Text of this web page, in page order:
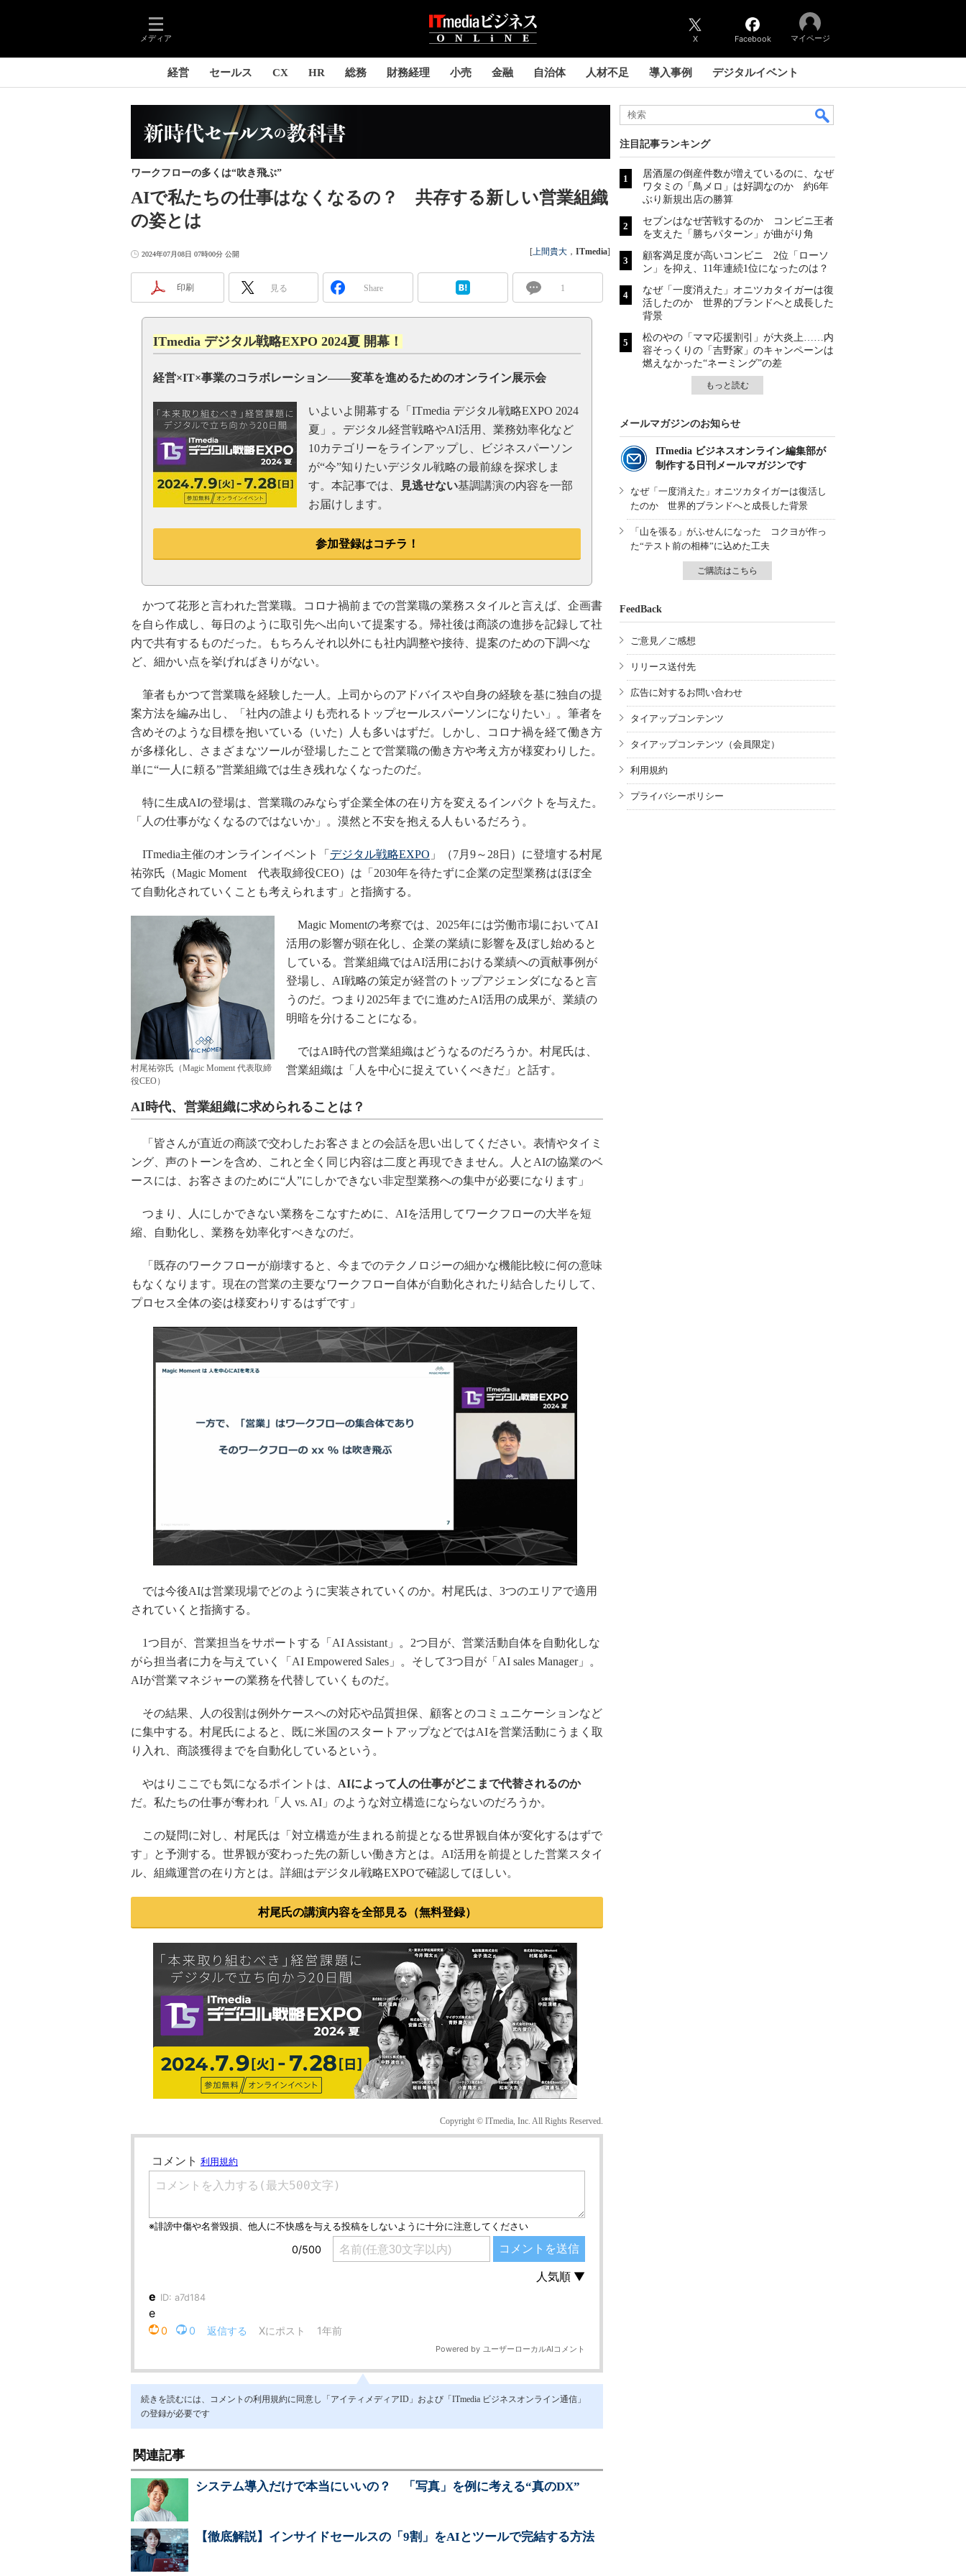
メディア X Facebook マイページ
経営 セールス CX HR 総務 財務経理 小売 金融 自治体 人材不足 導入事例 デジタルイベント
AIで私たちの仕事はなくなるの？ 共存する新しい営業組織
の姿とは
ワークフローの多くは“吹き飛ぶ”
2024年07月08日 07時00分 公開 [上間貴大 ， ITmedia]
印刷 見る Share 1
ITmedia デジタル戦略EXPO 2024夏 開幕！
経営×IT×事業のコラボレーション――変革を進めるためのオンライン展示会
いよいよ開幕する「ITmedia デジタル戦略EXPO 2024
夏」。デジタル経営戦略やAI活用、業務効率化など
10カテゴリーをラインアップし、ビジネスパーソン
が“今”知りたいデジタル戦略の最前線を探求しま
す。本記事では、
見逃せない基調講演の内容を一部
お届けします。
参加登録はコチラ！
かつて花形と言われた営業職。コロナ禍前までの営業職の業務スタイルと言えば、企画書
を自ら作成し、毎日のように取引先へ出向いて提案する。帰社後は商談の進捗を記録して社
内で共有するものだった。もちろんそれ以外にも社内調整や接待、提案のための下調べな
ど、細かい点を挙げればきりがない。
筆者もかつて営業職を経験した一人。上司からのアドバイスや自身の経験を基に独自の提
案方法を編み出し、「社内の誰よりも売れるトップセールスパーソンになりたい」。筆者を
含めそのような目標を抱いている（いた）人も多いはずだ。しかし、コロナ禍を経て働き方
が多様化し、さまざまなツールが登場したことで営業職の働き方や考え方が様変わりした。
単に“一人に頼る”営業組織では生き残れなくなったのだ。
特に生成AIの登場は、営業職のみならず企業全体の在り方を変えるインパクトを与えた。
「人の仕事がなくなるのではないか」。漠然と不安を抱える人もいるだろう。
ITmedia主催のオンラインイベント「 デジタル戦略EXPO 」（7月9～28日）に登壇する村尾
祐弥氏（Magic Moment 代表取締役CEO）は「2030年を待たずに企業の定型業務はほぼ全
て自動化されていくことも考えられます」と指摘する。
村尾祐弥氏（Magic Moment 代表取締
役CEO）
Magic Momentの考察では、2025年には労働市場においてAI
活用の影響が顕在化し、企業の業績に影響を及ぼし始めると
している。営業組織ではAI活用における業績への貢献事例が
登場し、AI戦略の策定が経営のトップアジェンダになると言
うのだ。つまり2025年までに進めたAI活用の成果が、業績の
明暗を分けることになる。
ではAI時代の営業組織はどうなるのだろうか。村尾氏は、
営業組織は「人を中心に捉えていくべきだ」と話す。
AI時代、営業組織に求められることは？
「皆さんが直近の商談で交わしたお客さまとの会話を思い出してください。表情やタイミ
ング、声のトーンを含め、これと全く同じ内容は二度と再現できません。人とAIの協業のベ
ースには、お客さまのために“人”にしかできない非定型業務への集中が必要になります」
つまり、人にしかできない業務をこなすために、AIを活用してワークフローの大半を短
縮、自動化し、業務を効率化すべきなのだ。
「既存のワークフローが崩壊すると、今までのテクノロジーの細かな機能比較に何の意味
もなくなります。現在の営業の主要なワークフロー自体が自動化されたり結合したりして、
プロセス全体の姿は様変わりするはずです」
では今後AIは営業現場でどのように実装されていくのか。村尾氏は、3つのエリアで適用
されていくと指摘する。
1つ目が、営業担当をサポートする「AI Assistant」。2つ目が、営業活動自体を自動化しな
がら担当者に力を与えていく「AI Empowered Sales」。そして3つ目が「AI sales Manager」。
AIが営業マネジャーの業務を代替していくものだ。
その結果、人の役割は例外ケースへの対応や品質担保、顧客とのコミュニケーションなど
に集中する。村尾氏によると、既に米国のスタートアップなどではAIを営業活動にうまく取
り入れ、商談獲得までを自動化しているという。
やはりここでも気になるポイントは、 AIによって人の仕事がどこまで代替されるのか
だ。私たちの仕事が奪われ「人 vs. AI」のような対立構造にならないのだろうか。
この疑問に対し、村尾氏は「対立構造が生まれる前提となる世界観自体が変化するはずで
す」と予測する。世界観が変わった先の新しい働き方とは。AI活用を前提とした営業スタイ
ル、組織運営の在り方とは。詳細はデジタル戦略EXPOで確認してほしい。
村尾氏の講演内容を全部見る（無料登録）
Copyright © ITmedia, Inc. All Rights Reserved.
続きを読むには、コメントの利用規約に同意し「アイティメディアID」および「ITmedia ビジネスオンライン通信」
の登録が必要です
関連記事
システム導入だけで本当にいいの？ 「写真」を例に考える“真のDX”
【徹底解説】インサイドセールスの「9割」をAIとツールで完結する方法
注目記事ランキング
居酒屋の倒産件数が増えているのに、なぜ
ワタミの「鳥メロ」は好調なのか 約6年
ぶり新規出店の勝算
セブンはなぜ苦戦するのか コンビニ王者
を支えた「勝ちパターン」が曲がり角
顧客満足度が高いコンビニ 2位「ローソ
ン」を抑え、11年連続1位になったのは？
なぜ「一度消えた」オニツカタイガーは復
活したのか 世界的ブランドへと成長した
背景
松のやの「ママ応援割引」が大炎上……内
容そっくりの「吉野家」のキャンペーンは
燃えなかった“ネーミング”の差
もっと読む
メールマガジンのお知らせ
ITmedia ビジネスオンライン編集部が
制作する日刊メールマガジンです
なぜ「一度消えた」オニツカタイガーは復活し
たのか 世界的ブランドへと成長した背景
「山を張る」がふせんになった コクヨが作っ
た“テスト前の相棒”に込めた工夫
ご購読はこちら
FeedBack
ご意見／ご感想
リリース送付先
広告に対するお問い合わせ
タイアップコンテンツ
タイアップコンテンツ（会員限定）
利用規約
プライバシーポリシー